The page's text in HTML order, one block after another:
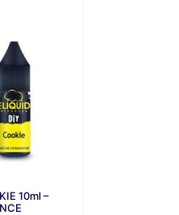
10ml –